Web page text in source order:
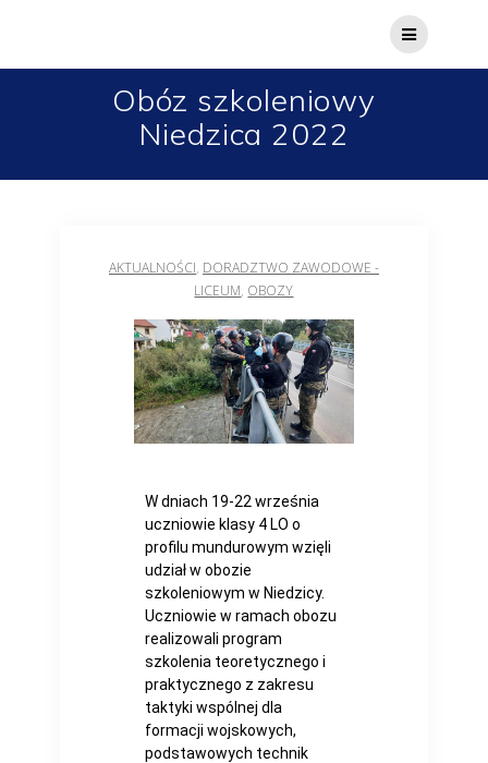
Obóz szkoleniowy
Niedzica 2022
AKTUALNOŚCI, DORADZTWO ZAWODOWE -
LICEUM, OBOZY
W dniach 19-22 września
uczniowie klasy 4 LO o
profilu mundurowym wzięli
udział w obozie
szkoleniowym w Niedzicy.
Uczniowie w ramach obozu
realizowali program
szkolenia teoretycznego i
praktycznego z zakresu
taktyki wspólnej dla
formacji wojskowych,
podstawowych technik